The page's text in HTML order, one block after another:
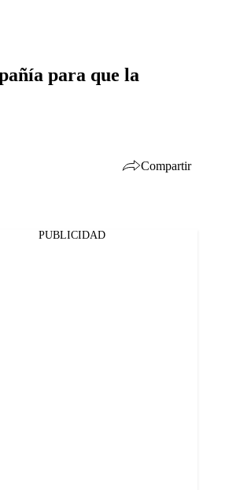
para que la
Compartir
PUBLICIDAD